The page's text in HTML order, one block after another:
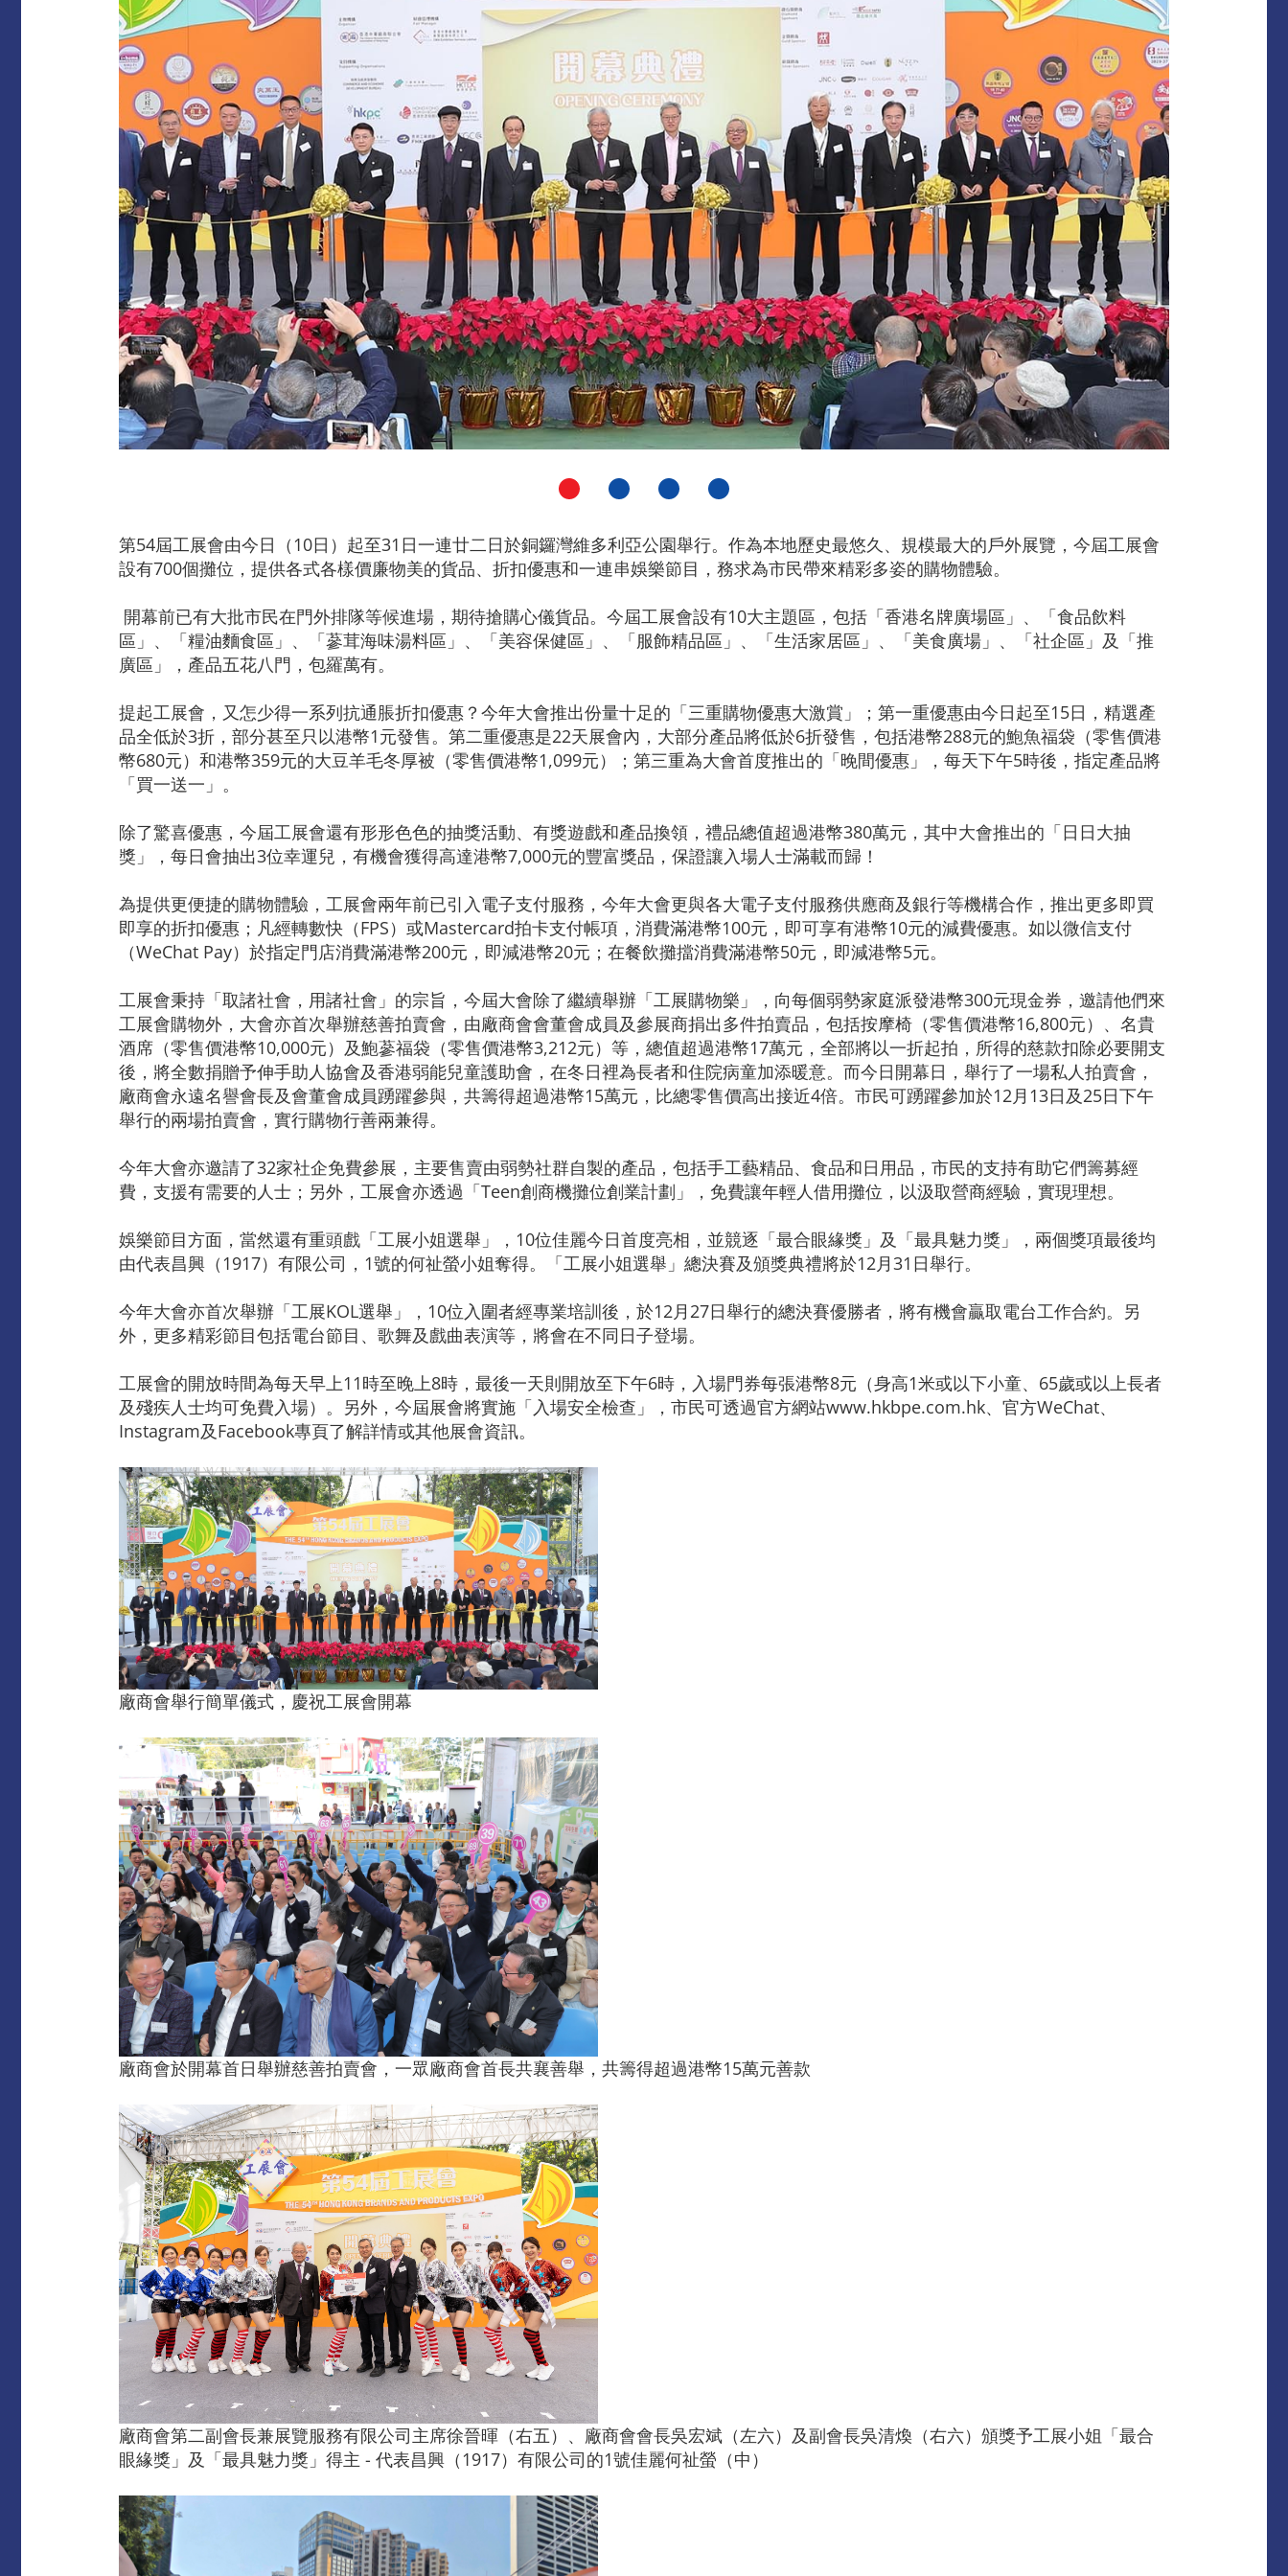
第54屆工展會由今日（10日）起至31日一連廿二日於銅鑼灣維多利亞公園舉行。作為本地歷史最悠久、規模最大的戶外展覽，今屆工展會
設有700個攤位，提供各式各樣價廉物美的貨品、折扣優惠和一連串娛樂節目，務求為市民帶來精彩多姿的購物體驗。
開幕前已有大批市民在門外排隊等候進場，期待搶購心儀貨品。今屆工展會設有10大主題區，包括「香港名牌廣場區」、「食品飲料
區」、「糧油麵食區」、「蔘茸海味湯料區」、「美容保健區」、「服飾精品區」、「生活家居區」、「美食廣場」、「社企區」及「推
廣區」，產品五花八門，包羅萬有。
提起工展會，又怎少得一系列抗通脹折扣優惠？今年大會推出份量十足的「三重購物優惠大激賞」；第一重優惠由今日起至15日，精選產
品全低於3折，部分甚至只以港幣1元發售。第二重優惠是22天展會內，大部分產品將低於6折發售，包括港幣288元的鮑魚福袋（零售價港
幣680元）和港幣359元的大豆羊毛冬厚被（零售價港幣1,099元）；第三重為大會首度推出的「晚間優惠」，每天下午5時後，指定產品將
「買一送一」。
除了驚喜優惠，今屆工展會還有形形色色的抽獎活動、有獎遊戲和產品換領，禮品總值超過港幣380萬元，其中大會推出的「日日大抽
獎」，每日會抽出3位幸運兒，有機會獲得高達港幣7,000元的豐富獎品，保證讓入場人士滿載而歸！
為提供更便捷的購物體驗，工展會兩年前已引入電子支付服務，今年大會更與各大電子支付服務供應商及銀行等機構合作，推出更多即買
即享的折扣優惠；凡經轉數快（FPS）或Mastercard拍卡支付帳項，消費滿港幣100元，即可享有港幣10元的減費優惠。如以微信支付
（WeChat Pay）於指定門店消費滿港幣200元，即減港幣20元；在餐飲攤擋消費滿港幣50元，即減港幣5元。
工展會秉持「取諸社會，用諸社會」的宗旨，今屆大會除了繼續舉辦「工展購物樂」，向每個弱勢家庭派發港幣300元現金券，邀請他們來
工展會購物外，大會亦首次舉辦慈善拍賣會，由廠商會會董會成員及參展商捐出多件拍賣品，包括按摩椅（零售價港幣16,800元）、名貴
酒席（零售價港幣10,000元）及鮑蔘福袋（零售價港幣3,212元）等，總值超過港幣17萬元，全部將以一折起拍，所得的慈款扣除必要開支
後，將全數捐贈予伸手助人協會及香港弱能兒童護助會，在冬日裡為長者和住院病童加添暖意。而今日開幕日，舉行了一場私人拍賣會，
廠商會永遠名譽會長及會董會成員踴躍參與，共籌得超過港幣15萬元，比總零售價高出接近4倍。市民可踴躍參加於12月13日及25日下午
舉行的兩場拍賣會，實行購物行善兩兼得。
今年大會亦邀請了32家社企免費參展，主要售賣由弱勢社群自製的產品，包括手工藝精品、食品和日用品，市民的支持有助它們籌募經
費，支援有需要的人士；另外，工展會亦透過「Teen創商機攤位創業計劃」，免費讓年輕人借用攤位，以汲取營商經驗，實現理想。
娛樂節目方面，當然還有重頭戲「工展小姐選舉」，10位佳麗今日首度亮相，並競逐「最合眼緣獎」及「最具魅力獎」，兩個獎項最後均
由代表昌興（1917）有限公司，1號的何祉螢小姐奪得。「工展小姐選舉」總決賽及頒獎典禮將於12月31日舉行。
今年大會亦首次舉辦「工展KOL選舉」，10位入圍者經專業培訓後，於12月27日舉行的總決賽優勝者，將有機會贏取電台工作合約。另
外，更多精彩節目包括電台節目、歌舞及戲曲表演等，將會在不同日子登場。
工展會的開放時間為每天早上11時至晚上8時，最後一天則開放至下午6時，入場門券每張港幣8元（身高1米或以下小童、65歲或以上長者
及殘疾人士均可免費入場）。另外，今屆展會將實施「入場安全檢查」，市民可透過官方網站www.hkbpe.com.hk、官方WeChat、
Instagram及Facebook專頁了解詳情或其他展會資訊。
廠商會舉行簡單儀式，慶祝工展會開幕
廠商會於開幕首日舉辦慈善拍賣會，一眾廠商會首長共襄善舉，共籌得超過港幣15萬元善款
廠商會第二副會長兼展覽服務有限公司主席徐晉暉（右五）、廠商會會長吳宏斌（左六）及副會長吳清煥（右六）頒獎予工展小姐「最合
眼緣獎」及「最具魅力獎」得主 - 代表昌興（1917）有限公司的1號佳麗何祉螢（中）